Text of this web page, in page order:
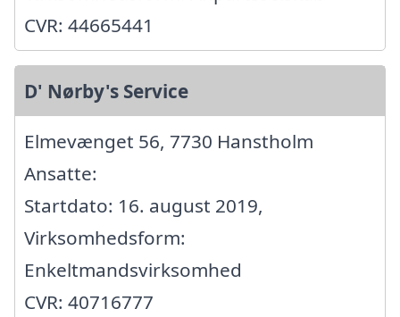
CVR: 44665441
D' Nørby's Service
Elmevænget 56, 7730 Hanstholm
Ansatte:
Startdato: 16. august 2019,
Virksomhedsform:
Enkeltmandsvirksomhed
CVR: 40716777